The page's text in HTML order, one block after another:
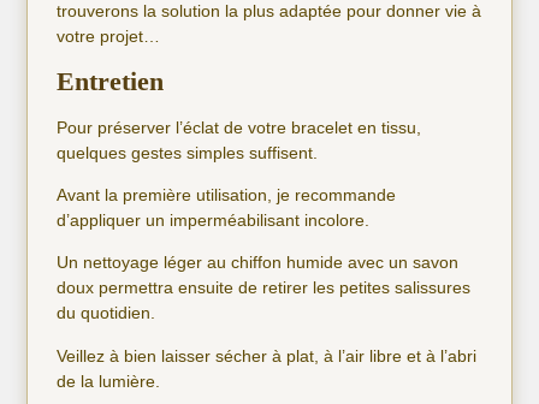
trouverons la solution la plus adaptée pour donner vie à
votre projet…
Entretien
Pour préserver l’éclat de votre bracelet en tissu,
quelques gestes simples suffisent.
Avant la première utilisation, je recommande
d’appliquer un imperméabilisant incolore.
Un nettoyage léger au chiffon humide avec un savon
doux permettra ensuite de retirer les petites salissures
du quotidien.
Veillez à bien laisser sécher à plat, à l’air libre et à l’abri
de la lumière.